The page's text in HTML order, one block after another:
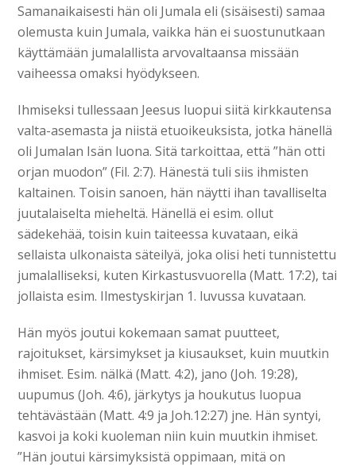
Samanaikaisesti hän oli Jumala eli (sisäisesti) samaa
olemusta kuin Jumala, vaikka hän ei suostunutkaan
käyttämään jumalallista arvovaltaansa missään
vaiheessa omaksi hyödykseen.
Ihmiseksi tullessaan Jeesus luopui siitä kirkkautensa
valta-asemasta ja niistä etuoikeuksista, jotka hänellä
oli Jumalan Isän luona. Sitä tarkoittaa, että ”hän otti
orjan muodon” (Fil. 2:7). Hänestä tuli siis ihmisten
kaltainen. Toisin sanoen, hän näytti ihan tavalliselta
juutalaiselta mieheltä. Hänellä ei esim. ollut
sädekehää, toisin kuin taiteessa kuvataan, eikä
sellaista ulkonaista säteilyä, joka olisi heti tunnistettu
jumalalliseksi, kuten Kirkastusvuorella (Matt. 17:2), tai
jollaista esim. Ilmestyskirjan 1. luvussa kuvataan.
Hän myös joutui kokemaan samat puutteet,
rajoitukset, kärsimykset ja kiusaukset, kuin muutkin
ihmiset. Esim. nälkä (Matt. 4:2), jano (Joh. 19:28),
uupumus (Joh. 4:6), järkytys ja houkutus luopua
tehtävästään (Matt. 4:9 ja Joh.12:27) jne. Hän syntyi,
kasvoi ja koki kuoleman niin kuin muutkin ihmiset.
”Hän joutui kärsimyksistä oppimaan, mitä on